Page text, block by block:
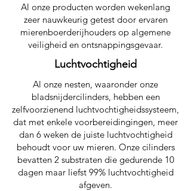
Al onze producten worden wekenlang
zeer nauwkeurig getest door ervaren
mierenboerderijhouders op algemene
veiligheid en ontsnappingsgevaar.
Luchtvochtigheid
Al onze nesten, waaronder onze
bladsnijdercilinders, hebben een
zelfvoorzienend luchtvochtigheidssysteem,
dat met enkele voorbereidingingen, meer
dan 6 weken de juiste luchtvochtigheid
behoudt voor uw mieren. Onze cilinders
bevatten 2 substraten die gedurende 10
dagen maar liefst 99% luchtvochtigheid
afgeven.